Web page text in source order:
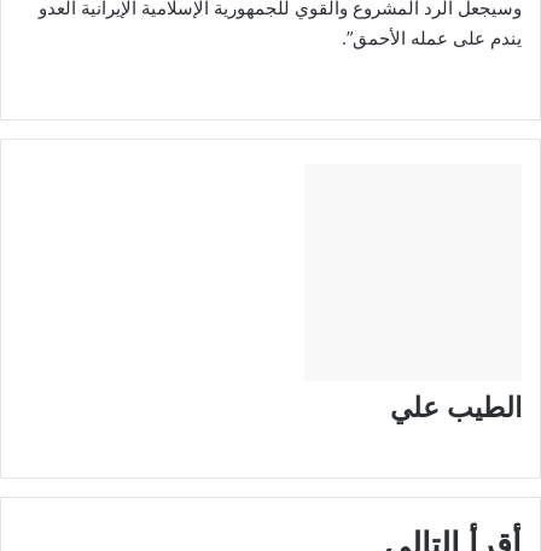
وسيجعل الرد المشروع والقوي للجمهورية الإسلامية الإيرانية العدو
يندم على عمله الأحمق”.
الطيب علي